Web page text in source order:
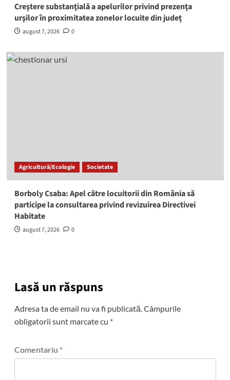
Creştere substanţială a apelurilor privind prezenţa
urşilor în proximitatea zonelor locuite din judeţ
august 7, 2026 0
Agricultură/Ecologie Societate
Borboly Csaba: Apel către locuitorii din România să
participe la consultarea privind revizuirea Directivei
Habitate
august 7, 2026 0
Lasă un răspuns
Adresa ta de email nu va fi publicată. Câmpurile
obligatorii sunt marcate cu *
Comentariu *